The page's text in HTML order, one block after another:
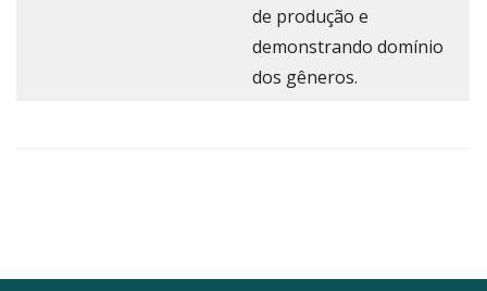
de produção e
demonstrando domínio
dos gêneros.